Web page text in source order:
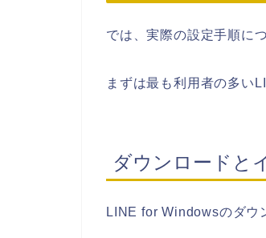
では、実際の設定手順に
まずは最も利用者の多い
ダウンロードと
LINE for Windowsのダウ